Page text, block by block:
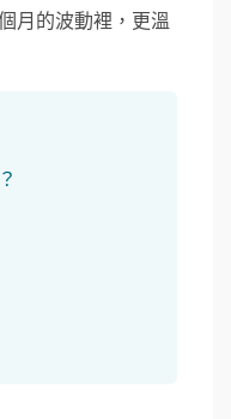
月的波動裡，更溫